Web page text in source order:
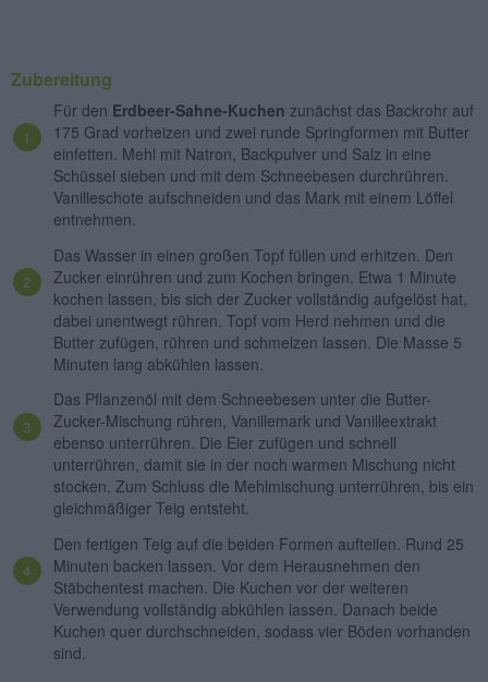
Zubereitung
Für den Erdbeer-Sahne-Kuchen zunächst das Backrohr auf
175 Grad vorheizen und zwei runde Springformen mit Butter
einfetten. Mehl mit Natron, Backpulver und Salz in eine
Schüssel sieben und mit dem Schneebesen durchrühren.
Vanilleschote aufschneiden und das Mark mit einem Löffel
entnehmen.
Das Wasser in einen großen Topf füllen und erhitzen. Den
Zucker einrühren und zum Kochen bringen. Etwa 1 Minute
kochen lassen, bis sich der Zucker vollständig aufgelöst hat,
dabei unentwegt rühren. Topf vom Herd nehmen und die
Butter zufügen, rühren und schmelzen lassen. Die Masse 5
Minuten lang abkühlen lassen.
Das Pflanzenöl mit dem Schneebesen unter die Butter-
Zucker-Mischung rühren, Vanillemark und Vanilleextrakt
ebenso unterrühren. Die Eier zufügen und schnell
unterrühren, damit sie in der noch warmen Mischung nicht
stocken. Zum Schluss die Mehlmischung unterrühren, bis ein
gleichmäßiger Teig entsteht.
Den fertigen Teig auf die beiden Formen aufteilen. Rund 25
Minuten backen lassen. Vor dem Herausnehmen den
Stäbchentest machen. Die Kuchen vor der weiteren
Verwendung vollständig abkühlen lassen. Danach beide
Kuchen quer durchschneiden, sodass vier Böden vorhanden
sind.